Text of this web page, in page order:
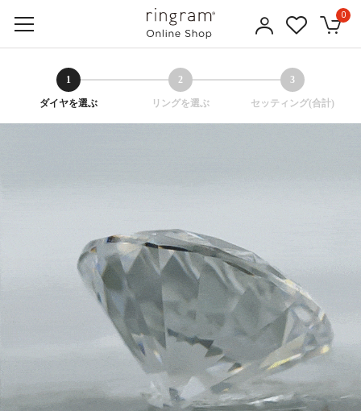
0
1
ダイヤを選ぶ
2
リングを選ぶ
3
セッティング(合計)